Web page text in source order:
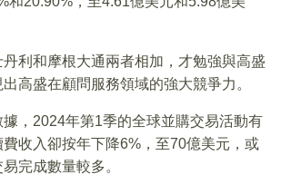
利和摩根大通兩者相加，才勉強與高盛
高盛在顧問服務領域的強大競爭力。
，2024年第1季的全球並購交易活動有
收入卻按年下降6%，至70億美元，或
完成數量較多。